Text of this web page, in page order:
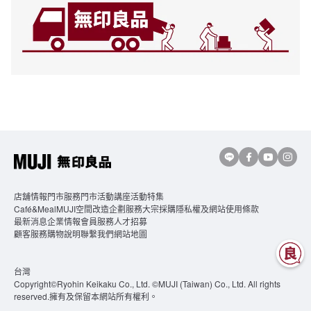
台灣
Copyright©Ryohin Keikaku Co., Ltd. ©MUJI (Taiwan) Co., Ltd. All rights
reserved.擁有及保留本網站所有權利。
店舖情報門市服務門市活動講座活動特集
Café&MealMUJI空間改造企劃服務大宗採購隱私權及網站使用條款
最新消息企業情報會員服務人才招募
顧客服務購物說明聯繫我們網站地圖